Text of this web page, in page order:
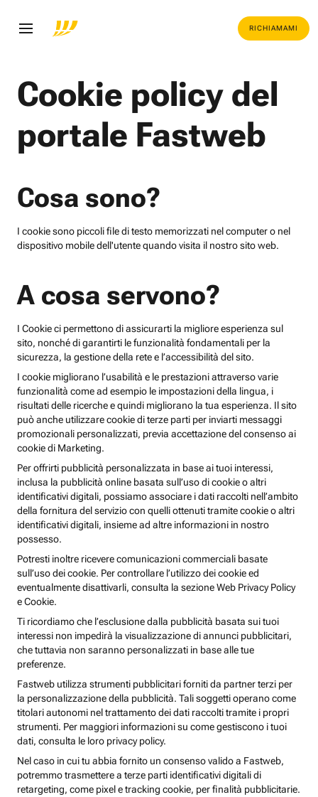
RICHIAMAMI
Cookie policy del
portale Fastweb
Cosa sono?
I cookie sono piccoli file di testo memorizzati nel computer o nel
dispositivo mobile dell'utente quando visita il nostro sito web.
A cosa servono?
I Cookie ci permettono di assicurarti la migliore esperienza sul
sito, nonché di garantirti le funzionalità fondamentali per la
sicurezza, la gestione della rete e l’accessibilità del sito.
I cookie migliorano l’usabilità e le prestazioni attraverso varie
funzionalità come ad esempio le impostazioni della lingua, i
risultati delle ricerche e quindi migliorano la tua esperienza. Il sito
può anche utilizzare cookie di terze parti per inviarti messaggi
promozionali personalizzati, previa accettazione del consenso ai
cookie di Marketing.
Per offrirti pubblicità personalizzata in base ai tuoi interessi,
inclusa la pubblicità online basata sull’uso di cookie o altri
identificativi digitali, possiamo associare i dati raccolti nell’ambito
della fornitura del servizio con quelli ottenuti tramite cookie o altri
identificativi digitali, insieme ad altre informazioni in nostro
possesso.
Potresti inoltre ricevere comunicazioni commerciali basate
sull’uso dei cookie. Per controllare l’utilizzo dei cookie ed
eventualmente disattivarli, consulta la sezione Web Privacy Policy
e Cookie.
Ti ricordiamo che l’esclusione dalla pubblicità basata sui tuoi
interessi non impedirà la visualizzazione di annunci pubblicitari,
che tuttavia non saranno personalizzati in base alle tue
preferenze.
Fastweb utilizza strumenti pubblicitari forniti da partner terzi per
la personalizzazione della pubblicità. Tali soggetti operano come
titolari autonomi nel trattamento dei dati raccolti tramite i propri
strumenti. Per maggiori informazioni su come gestiscono i tuoi
dati, consulta le loro privacy policy.
Nel caso in cui tu abbia fornito un consenso valido a Fastweb,
potremmo trasmettere a terze parti identificativi digitali di
retargeting, come pixel e tracking cookie, per finalità pubblicitarie.